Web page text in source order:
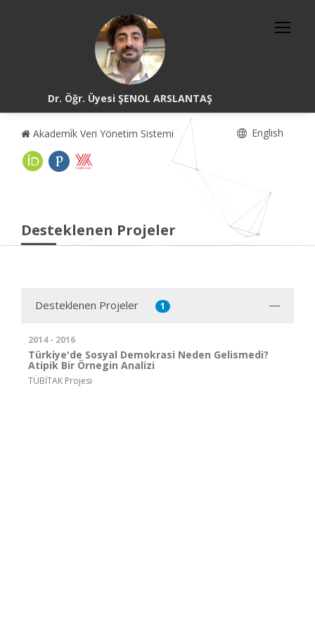
Dr. Öğr. Üyesi ŞENOL ARSLANTAŞ
Akademik Veri Yönetim Sistemi English
Desteklenen Projeler
Desteklenen Projeler 1
2014 - 2016
Türkiye'de Sosyal Demokrasi Neden Gelismedi?
Atipik Bir Örnegin Analizi
TÜBİTAK Projesi